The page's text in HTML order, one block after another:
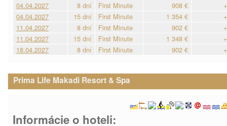
04.04.2027
8 dní First Minute 908 €
04.04.2027
15 dní First Minute 1 354 €
11.04.2027
8 dní First Minute 902 €
11.04.2027
15 dní First Minute 1 348 €
18.04.2027
8 dní First Minute 902 €
Prima Life Makadi Resort & Spa
Informácie o hoteli: